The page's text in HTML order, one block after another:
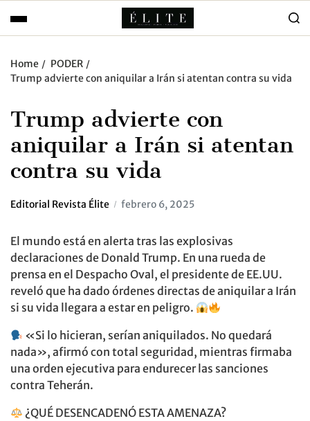
Home
PODER
Trump advierte con aniquilar a Irán si atentan contra su vida
Trump advierte con
aniquilar a Irán si atentan
contra su vida
Editorial Revista Élite febrero 6, 2025
El mundo está en alerta tras las explosivas
declaraciones de Donald Trump. En una rueda de
prensa en el Despacho Oval, el presidente de EE.UU.
reveló que ha dado órdenes directas de aniquilar a Irán
si su vida llegara a estar en peligro.
«Si lo hicieran, serían aniquilados. No quedará
nada», afirmó con total seguridad, mientras firmaba
una orden ejecutiva para endurecer las sanciones
contra Teherán.
¿QUÉ DESENCADENÓ ESTA AMENAZA?